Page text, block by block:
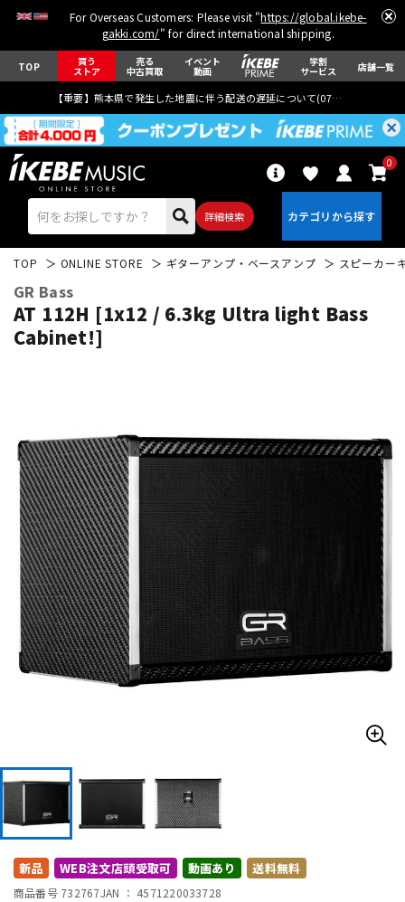
For Overseas Customers: Please visit "https://global.ikebe-
gakki.com/" for direct international shipping.
TOP 買う
ストア
売る
中古買取
イベント
動画
学割
サービス 店舗一覧
【重要】熊本県で発生した地震に伴う配送の遅延について(07月29日
詳細検索
0
ドラム
キーボード
管楽器 その他楽器
DTM オンライン納品
配信/ライブ機器
TOP ONLINE STORE ギターアンプ・ベースアンプ スピーカー
GR Bass
AT 112H [1x12 / 6.3kg Ultra light Bass
Cabinet!]
新品 WEB注文店頭受取可 動画あり 送料無料
商品番号 732767JAN ： 4571220033728